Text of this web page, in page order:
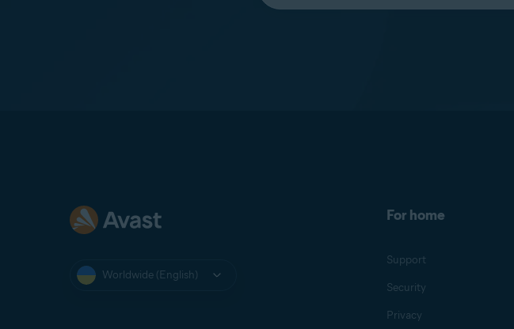
language:
Worldwide (English)
For home
Support
Security
Privacy